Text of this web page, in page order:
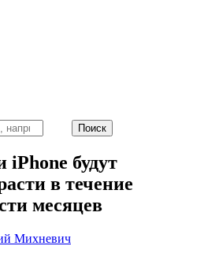
будут
в течение
месяцев
Михневич